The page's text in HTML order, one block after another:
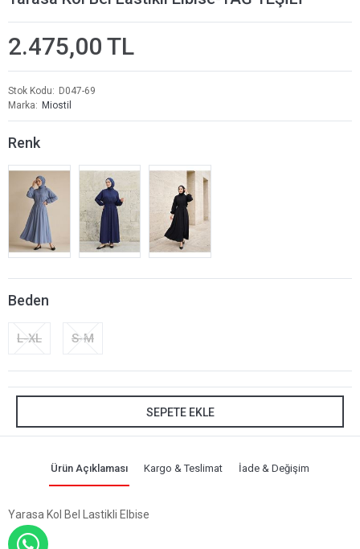
2.475,00 TL
Stok Kodu
D047-69
Marka
Miostil
Renk
Beden
L-XL S-M
SEPETE EKLE
Ürün Açıklaması Kargo & Teslimat İade & Değişim
Yarasa Kol Bel Lastikli Elbise